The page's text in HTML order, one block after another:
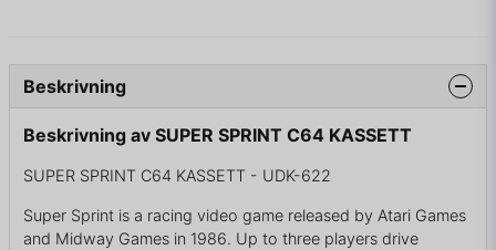
Beskrivning
Beskrivning av SUPER SPRINT C64 KASSETT
SUPER SPRINT C64 KASSETT - UDK-622
Super Sprint is a racing video game released by Atari Games
and Midway Games in 1986. Up to three players drive